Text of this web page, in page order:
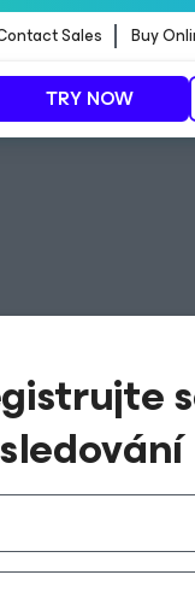
Sales Buy
TRY NOW
sledování